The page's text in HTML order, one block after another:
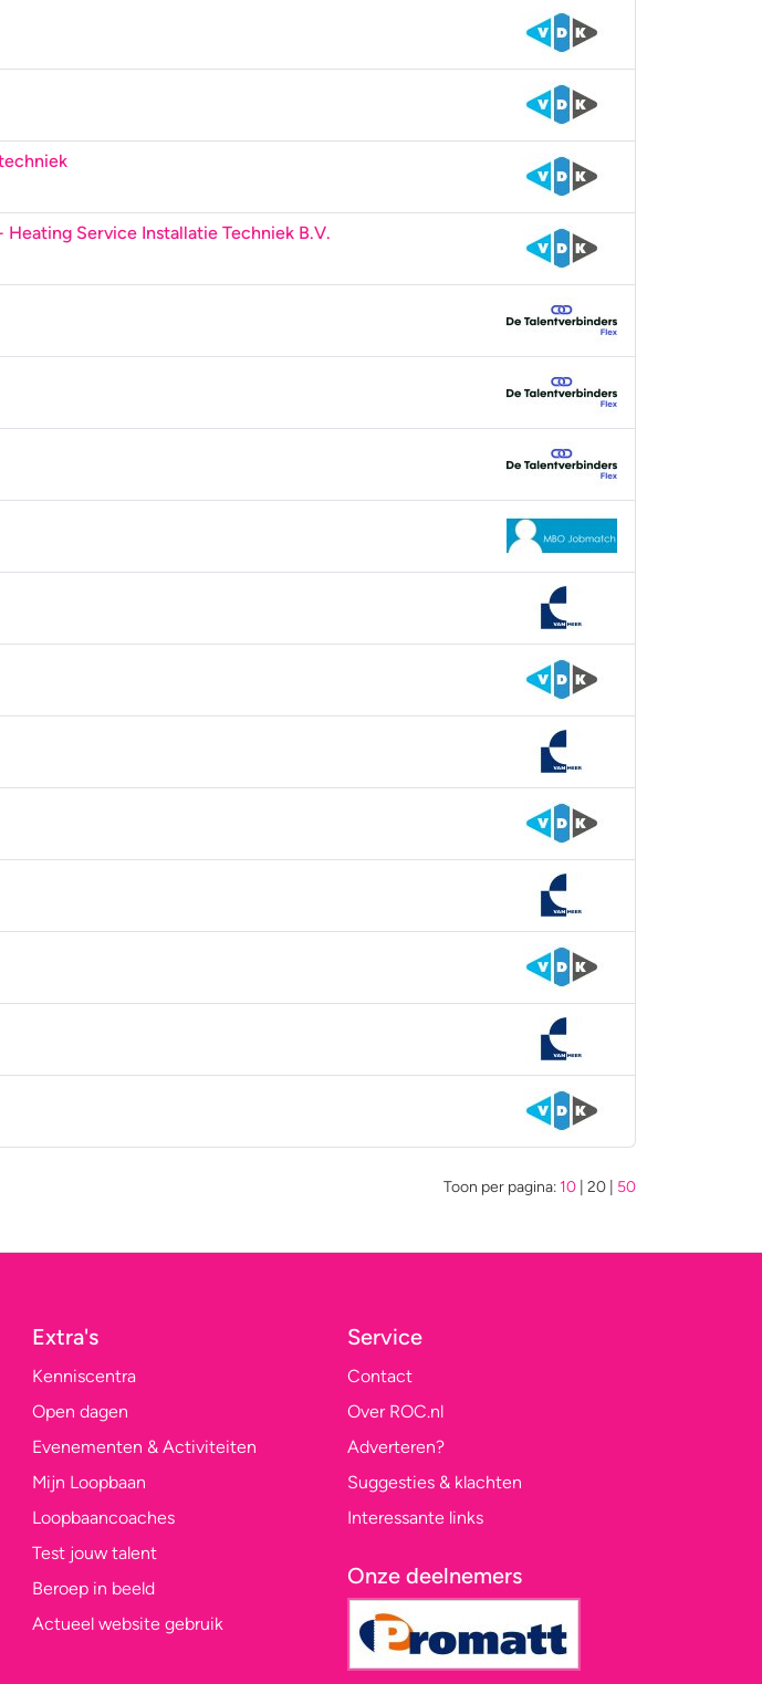
Heating Service Installatie Techniek B.V.
Toon per pagina: 10 20 50
Extra's
Kenniscentra
Open dagen
Evenementen & Activiteiten
Mijn Loopbaan
Loopbaancoaches
Test jouw talent
Beroep in beeld
Actueel website gebruik
Service
Contact
Over ROC.nl
Adverteren?
Suggesties & klachten
Interessante links
Onze deelnemers